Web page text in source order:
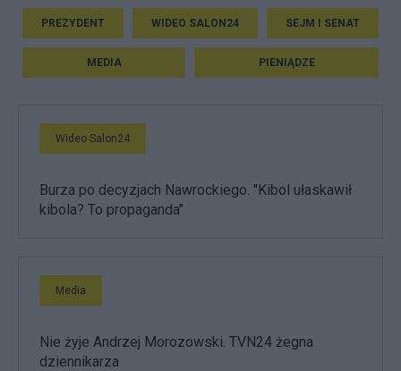
PREZYDENT WIDEO SALON24 SEJM I SENAT
MEDIA PIENIĄDZE
Wideo Salon24
Burza po decyzjach Nawrockiego. "Kibol ułaskawił
kibola? To propaganda"
Media
Nie żyje Andrzej Morozowski. TVN24 żegna
dziennikarza